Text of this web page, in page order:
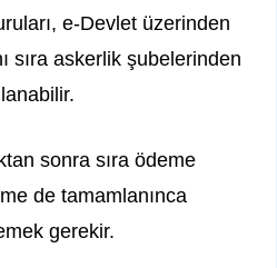
e-Devlet üzerinden
sıra askerlik şubelerinden
sonra sıra ödeme
de tamamlanınca
gerekir.